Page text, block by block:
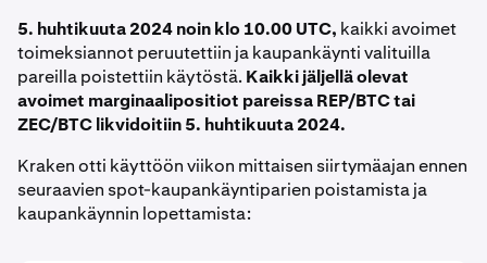
5. huhtikuuta 2024 noin klo 10.00 UTC, kaikki avoimet
toimeksiannot peruutettiin ja kaupankäynti valituilla
pareilla poistettiin käytöstä. Kaikki jäljellä olevat
avoimet marginaalipositiot pareissa REP/BTC tai
ZEC/BTC likvidoitiin 5. huhtikuuta 2024.
Kraken otti käyttöön viikon mittaisen siirtymäajan ennen
seuraavien spot-kaupankäyntiparien poistamista ja
kaupankäynnin lopettamista: